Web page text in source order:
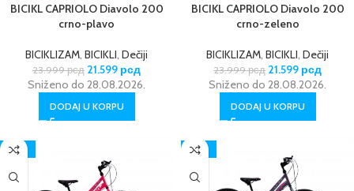
BICIKL CAPRIOLO Diavolo 200
crno-plavo
BICIKLIZAM, BICIKLI, Dečiji
23.999рсд 21.599 рсд
Sniženo do 28.08.2026.
DODAJ U KORPU
BICIKL CAPRIOLO Diavolo 200
crno-zeleno
BICIKLIZAM, BICIKLI, Dečiji
23.999рсд 21.599 рсд
Sniženo do 28.08.2026.
DODAJ U KORPU
-10% -10%